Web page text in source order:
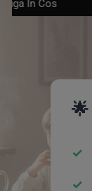
🌟